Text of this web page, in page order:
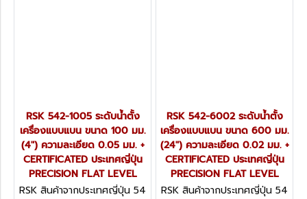
RSK 542-1005 ระดับน้ำตั้ง
เครื่องแบบแบน ขนาด 100 มม.
(4") ความละเอียด 0.05 มม. +
CERTIFICATED ประเทศญี่ปุ่น
PRECISION FLAT LEVEL
RSK สินค้าจากประเทศญี่ปุ่น 54
RSK 542-6002 ระดับน้ำตั้ง
เครื่องแบบแบน ขนาด 600 มม.
(24") ความละเอียด 0.02 มม. +
CERTIFICATED ประเทศญี่ปุ่น
PRECISION FLAT LEVEL
RSK สินค้าจากประเทศญี่ปุ่น 54